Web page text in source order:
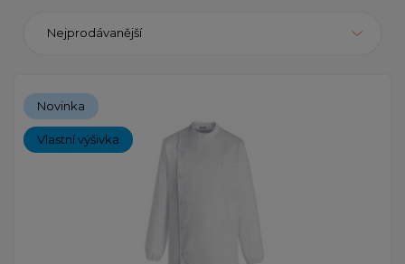
Nejprodávanější
Novinka
Vlastní výšivka